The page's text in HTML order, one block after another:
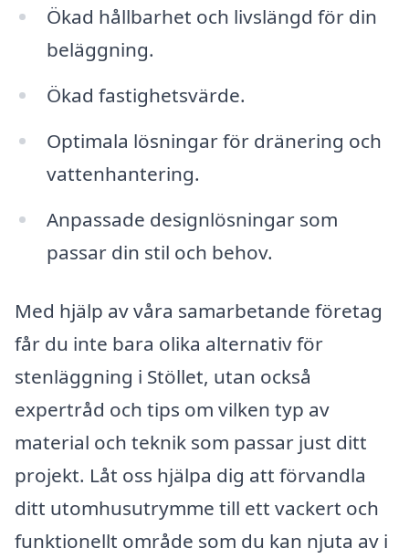
Ökad hållbarhet och livslängd för din
beläggning.
Ökad fastighetsvärde.
Optimala lösningar för dränering och
vattenhantering.
Anpassade designlösningar som
passar din stil och behov.
Med hjälp av våra samarbetande företag
får du inte bara olika alternativ för
stenläggning i Stöllet, utan också
expertråd och tips om vilken typ av
material och teknik som passar just ditt
projekt. Låt oss hjälpa dig att förvandla
ditt utomhusutrymme till ett vackert och
funktionellt område som du kan njuta av i